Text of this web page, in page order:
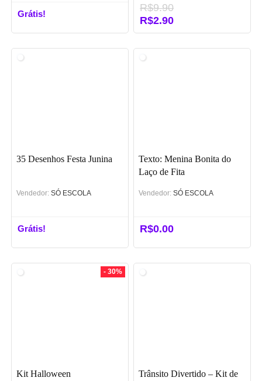
Grátis!
R$9.90
O
preço
R$2.90O
preço
35 Desenhos Festa Junina
Vendedor: SÓ ESCOLA
Grátis!
Texto: Menina Bonita do
Laço de Fita
Vendedor: SÓ ESCOLA
R$0.00
- 30%
Kit Halloween
Trânsito Divertido – Kit de